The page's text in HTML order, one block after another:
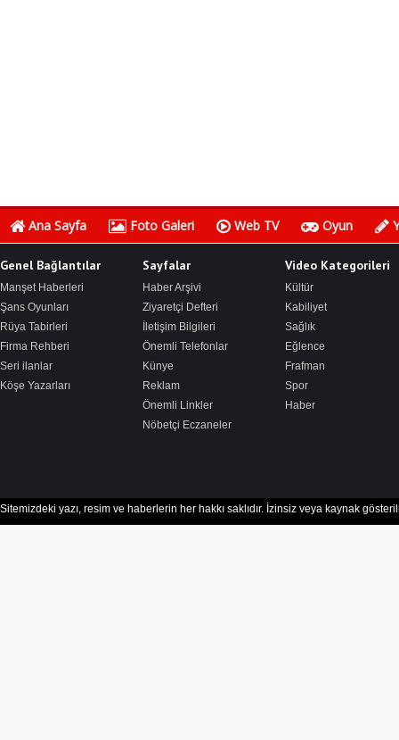
Ana Sayfa Foto Galeri Web TV Oyun
Genel Bağlantılar
Manşet Haberleri
Şans Oyunları
Rüya Tabirleri
Firma Rehberi
Seri ilanlar
Köşe Yazarları
Sayfalar
Haber Arşivi
Ziyaretçi Defteri
İletişim Bilgileri
Önemli Telefonlar
Künye
Reklam
Önemli Linkler
Nöbetçi Eczaneler
Video Kategorileri
Kültür
Kabiliyet
Sağlık
Eğlence
Frafman
Spor
Haber
Sitemizdeki yazı, resim ve haberlerin her hakkı saklıdır. İzinsiz veya kaynak